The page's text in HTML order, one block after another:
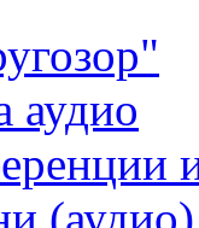
аудио
(аудио)